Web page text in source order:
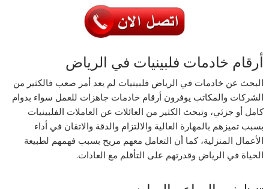
أرقام خادمات فلبينيات في الرياض
البحث عن خادمات في الرياض فلبينيات لم يعد أمر صعب فالكثير من
الشركات والمكاتب يوفرون أرقام خادمات جاهزات للعمل سواء بدوام
كامل أو جزئي، وتبحث الكثير من العائلات عن العاملات الفلبينيات
بسبب تميزهم بالمهارة العالية والالتزام والدقة والاتقان في أداء
الأعمال المنزلية، كما أن التعامل معهم مريح بسبب فهمهم لطبيعة
الحياة في الرياض وقدرتهم على التأقلم مع العادات.